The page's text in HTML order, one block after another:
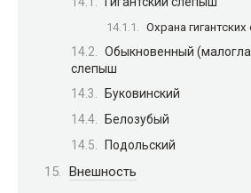
Охрана
Обыкновенный
слепыш
Буковинский
Белозубый
Подольский
Внешность